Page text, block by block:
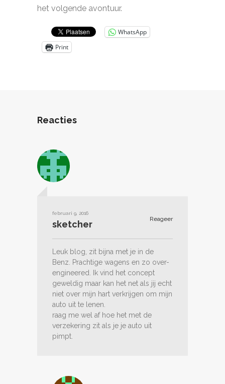
het volgende avontuur.
WhatsApp
Print
Reacties
februari 9, 2016
Reageer
sketcher
Leuk blog, zit bijna met je in de
Benz. Prachtige wagens en zo over-
engineered. Ik vind het concept
geweldig maar kan het net als jij echt
niet over mijn hart verkrijgen om mijn
auto uit te lenen.
raag me wel af hoe het met de
verzekering zit als je je auto uit
pimpt.